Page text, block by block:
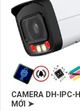
CAMERA DH-IPC-
MỚI ➤